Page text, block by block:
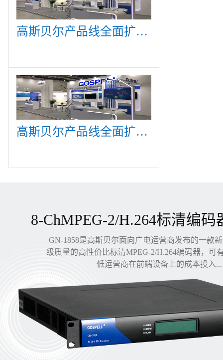
高斯贝尔产品线全面扩展，众多新产品亮相CommunicAsia 2019
高斯贝尔产品线全面扩展，众多新产品亮相CommunicAsia 2019
8-ChMPEG-2/H.264标清编码
GN-1858是高斯贝尔面向广电运营商发布的一款
级质量的高性价比标清MPEG-2/H.264编码器，可
低运营商在前端设备上的成本投入...